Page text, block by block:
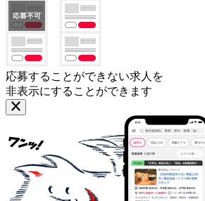
応募することができない求人を
非表示にすることができます